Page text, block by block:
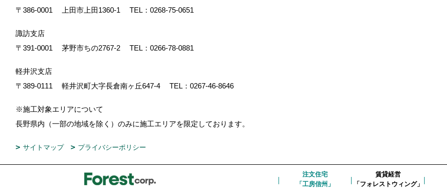
〒386-0001
上田市上田1360-1 TEL： 0268-75-0651
諏訪支店
〒391-0001
茅野市ちの2767-2 TEL： 0266-78-0881
軽井沢支店
〒389-0111
軽井沢町大字長倉南ヶ丘647-4 TEL： 0267-46-8646
※施工対象エリアについて
長野県内（一部の地域を除く）のみに施工エリアを限定しております。
サイトマップ プライバシーポリシー
注文住宅
「工房信州」
賃貸経営
「フォレストウィング」